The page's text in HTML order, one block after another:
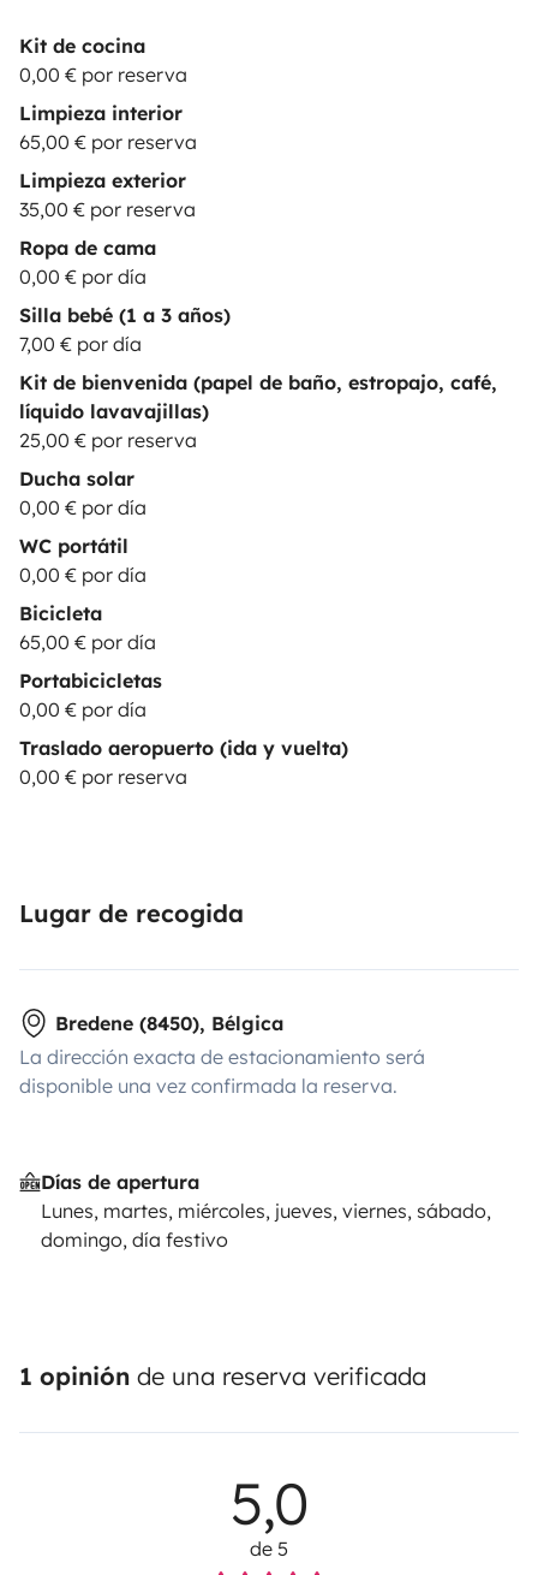
Kit de cocina
0,00 € por reserva
Limpieza interior
65,00 € por reserva
Limpieza exterior
35,00 € por reserva
Ropa de cama
0,00 € por día
Silla bebé (1 a 3 años)
7,00 € por día
Kit de bienvenida (papel de baño, estropajo, café,
líquido lavavajillas)
25,00 € por reserva
Ducha solar
0,00 € por día
WC portátil
0,00 € por día
Bicicleta
65,00 € por día
Portabicicletas
0,00 € por día
Traslado aeropuerto (ida y vuelta)
0,00 € por reserva
Lugar de recogida
Bredene (8450), Bélgica
La dirección exacta de estacionamiento será
disponible una vez confirmada la reserva.
Días de apertura
Lunes, martes, miércoles, jueves, viernes, sábado,
domingo, día festivo
1 opinión de una reserva verificada
5,0
de 5